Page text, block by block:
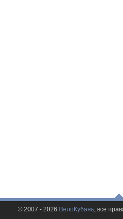
© 2007 - 2026 ВелоКубань, все